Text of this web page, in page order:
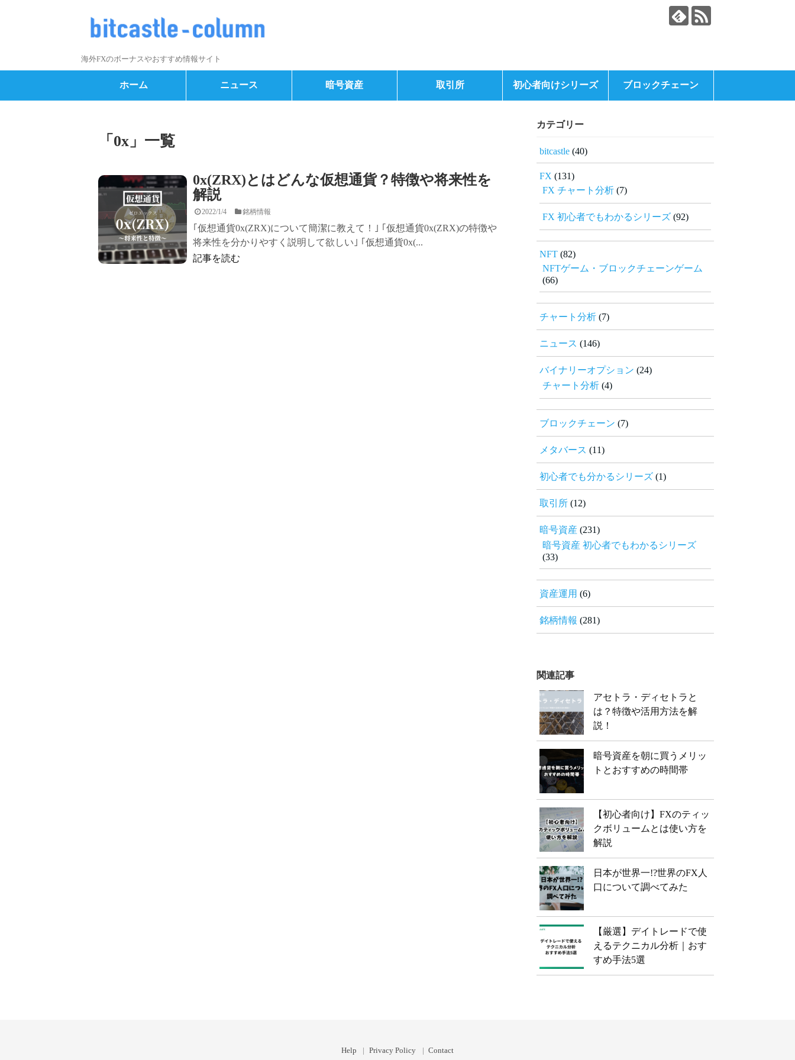
海外FXのボーナスやおすすめ情報サイト
ホーム ニュース 暗号資産 取引所 初心者向けシリーズ ブロックチェーン
「 0x 」 一覧
0x(ZRX)とはどんな仮想通貨？特徴や将来性を
解説
2022/1/4 銘柄情報
｢仮想通貨0x(ZRX)について簡潔に教えて！｣ ｢仮想通貨0x(ZRX)の特徴や
将来性を分かりやすく説明して欲しい｣ ｢仮想通貨0x(...
記事を読む
カテゴリー
bitcastle (40)
FX (131)
FX チャート分析 (7)
FX 初心者でもわかるシリーズ (92)
NFT (82)
NFTゲーム・ブロックチェーンゲーム
(66)
チャート分析 (7)
ニュース (146)
バイナリーオプション (24)
チャート分析 (4)
ブロックチェーン (7)
メタバース (11)
初心者でも分かるシリーズ (1)
取引所 (12)
暗号資産 (231)
暗号資産 初心者でもわかるシリーズ
(33)
資産運用 (6)
銘柄情報 (281)
関連記事
アセトラ・ディセトラと
は？特徴や活用方法を解
説！
暗号資産を朝に買うメリッ
トとおすすめの時間帯
【初心者向け】FXのティッ
クボリュームとは使い方を
解説
日本が世界一!?世界のFX人
口について調べてみた
【厳選】デイトレードで使
えるテクニカル分析｜おす
すめ手法5選
Help Privacy Policy Contact